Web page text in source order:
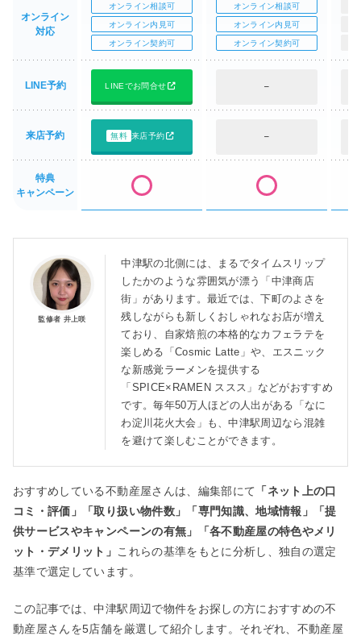
オンライン
対応
LINE予約
来店予約
特典
キャンペーン
オンライン相談可
オンライン内見可
オンライン契約可
LINEでお問合せ
無料 来店予約
オンライン相談可
オンライン内見可
オンライン契約可
–
–
監修者 井上咲
中津駅の北側には、まるでタイムスリップ
したかのような雰囲気が漂う「中津商店
街」があります。最近では、下町のよさを
残しながらも新しくおしゃれなお店が増え
ており、自家焙煎の本格的なカフェラテを
楽しめる「Cosmic Latte」や、エスニック
な新感覚ラーメンを提供する
「SPICE×RAMEN ススス」などがおすすめ
です。毎年50万人ほどの人出がある「なに
わ淀川花火大会」も、中津駅周辺なら混雑
を避けて楽しむことができます。
おすすめしている不動産屋さんは、編集部にて
「ネット上の口
コミ・評価」「取り扱い物件数」「専門知識、地域情報」「提
供サービスやキャンペーンの有無」「各不動産屋の特色やメリ
ット・デメリット」 これらの基準をもとに分析し、独自の選定
基準で選定しています。
この記事では、中津駅周辺で物件をお探しの方におすすめの不
動産屋さんを5店舗を厳選して紹介します。それぞれ、不動産屋